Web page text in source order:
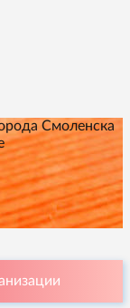
Смоленска